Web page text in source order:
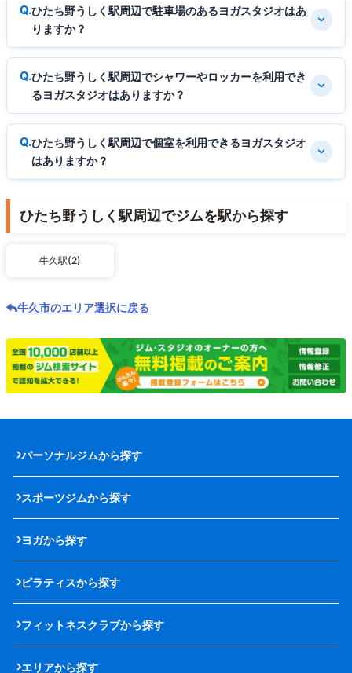
ひたち野うしく駅周辺で駐車場のあるヨガスタジオはあ
りますか？
ひたち野うしく駅周辺でシャワーやロッカーを利用でき
るヨガスタジオはありますか？
ひたち野うしく駅周辺で個室を利用できるヨガスタジオ
はありますか？
ひたち野うしく駅周辺でジムを駅から探す
牛久駅(2)
牛久市のエリア選択に戻る
パーソナルジムから探す
スポーツジムから探す
ヨガから探す
ピラティスから探す
フィットネスクラブから探す
エリアから探す